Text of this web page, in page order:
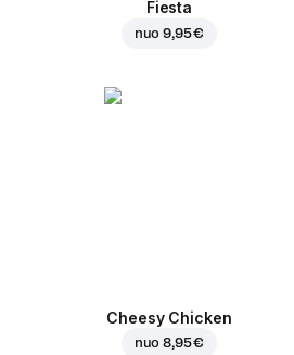
Fiesta
nuo9,95 €
Cheesy Chicken
nuo8,95 €